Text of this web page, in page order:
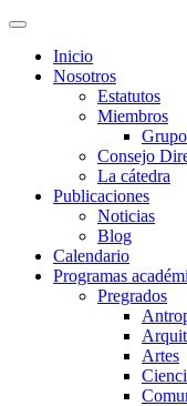
Inicio
Nosotros
Estatutos
Miembros
Consejo
La cátedra
Publicaciones
Noticias
Blog
Calendario
Programas
Pregrados
Artes